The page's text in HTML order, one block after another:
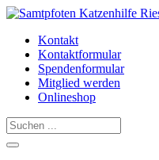
Kontakt
Kontaktformular
Spendenformular
Mitglied werden
Onlineshop